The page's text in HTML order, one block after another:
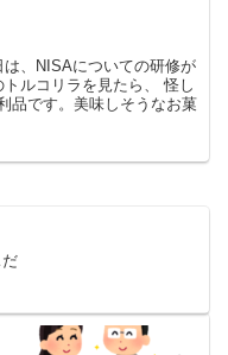
、NISAについての研修が
ルコリラを見たら、 怪し
品です。美味しそうなお菓